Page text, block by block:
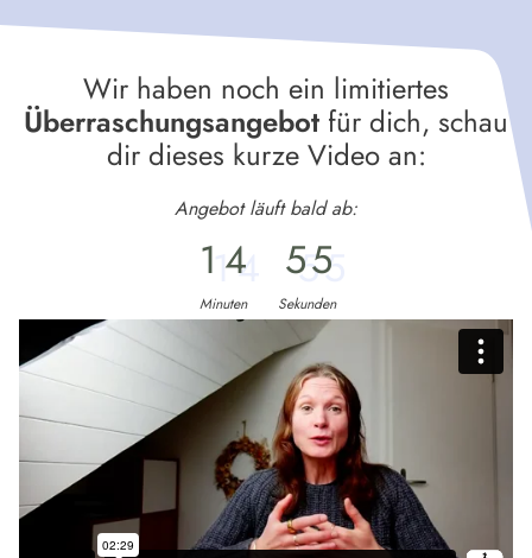
Wir haben noch ein limitiertes
Überraschungsangebot für dich, schau
dir dieses kurze Video an:
Angebot läuft bald ab:
1 4
Minuten
55
Sekunden